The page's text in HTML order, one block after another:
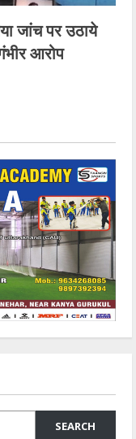
जांच पर उठाये
आरोप
SEARCH